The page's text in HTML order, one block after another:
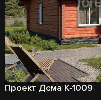
Проект Дома К-1009